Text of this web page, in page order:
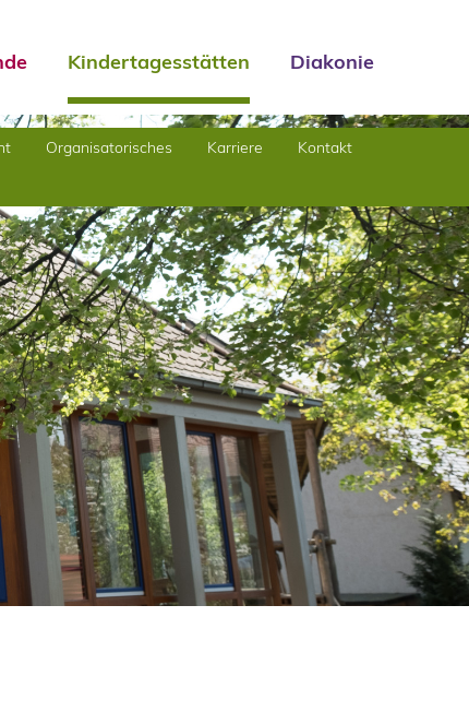
Kindertagesstätten Diakonie
Organisatorisches Karriere Kontakt